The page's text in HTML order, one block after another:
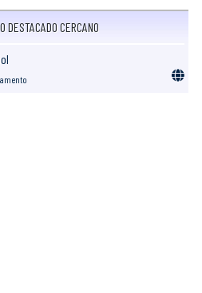
DESTACADO CERCANO